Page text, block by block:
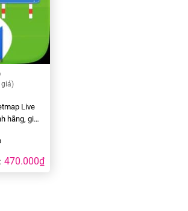
)
Live
hãng, giá
470.000₫